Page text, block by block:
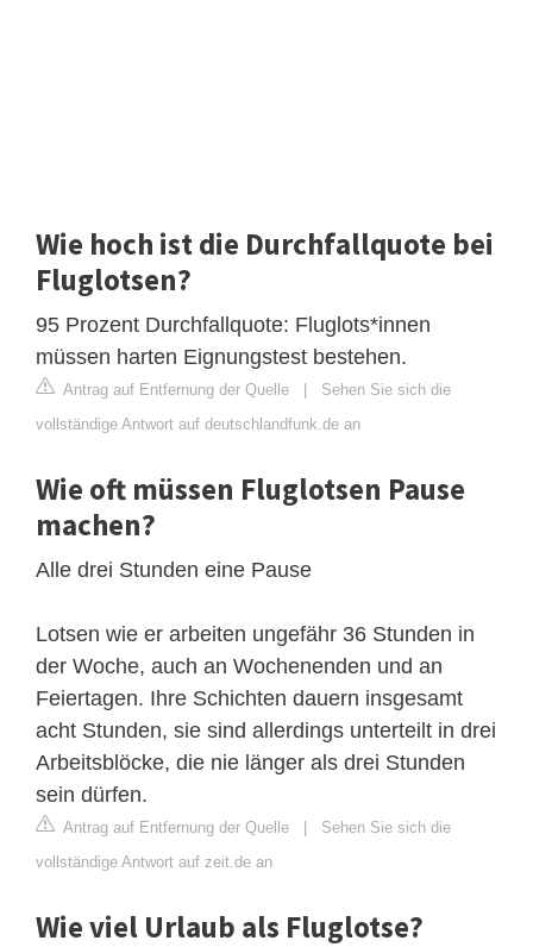
Wie hoch ist die Durchfallquote bei
Fluglotsen?
95 Prozent Durchfallquote: Fluglots*innen
müssen harten Eignungstest bestehen.
Antrag auf Entfernung der Quelle | Sehen Sie sich die
vollständige Antwort auf deutschlandfunk.de an
Wie oft müssen Fluglotsen Pause
machen?
Alle drei Stunden eine Pause
Lotsen wie er arbeiten ungefähr 36 Stunden in
der Woche, auch an Wochenenden und an
Feiertagen. Ihre Schichten dauern insgesamt
acht Stunden, sie sind allerdings unterteilt in drei
Arbeitsblöcke, die nie länger als drei Stunden
sein dürfen.
Antrag auf Entfernung der Quelle | Sehen Sie sich die
vollständige Antwort auf zeit.de an
Wie viel Urlaub als Fluglotse?